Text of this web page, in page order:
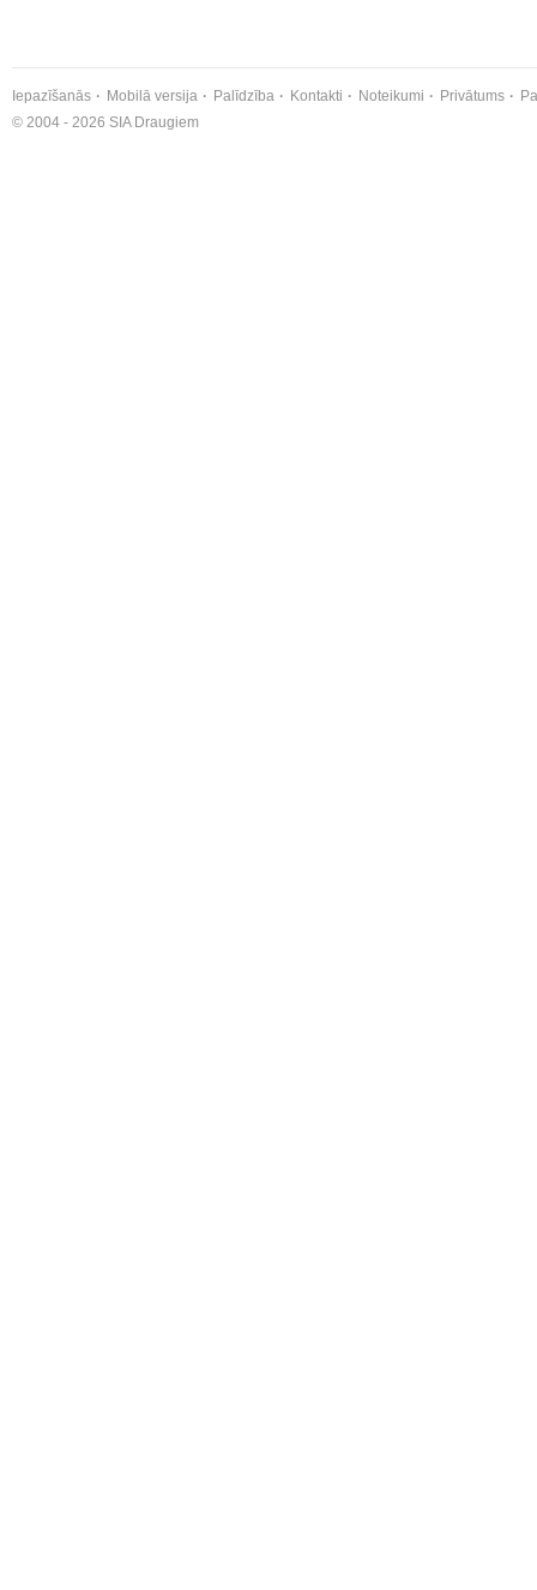
Iepazīšanās Mobilā versija Palīdzība Kontakti Noteikumi Privātums
© 2004 - 2026 SIA Draugiem